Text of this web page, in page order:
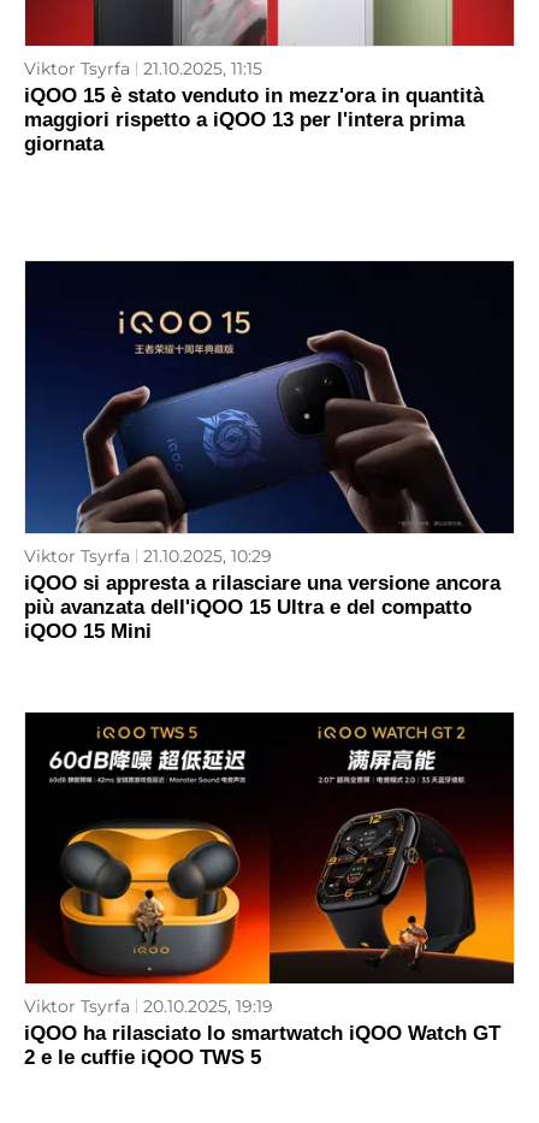
Viktor Tsyrfa 21.10.2025, 11:15
iQOO 15 è stato venduto in mezz'ora in quantità
maggiori rispetto a iQOO 13 per l'intera prima
giornata
Viktor Tsyrfa 21.10.2025, 10:29
iQOO si appresta a rilasciare una versione ancora
più avanzata dell'iQOO 15 Ultra e del compatto
iQOO 15 Mini
Viktor Tsyrfa 20.10.2025, 19:19
iQOO ha rilasciato lo smartwatch iQOO Watch GT
2 e le cuffie iQOO TWS 5